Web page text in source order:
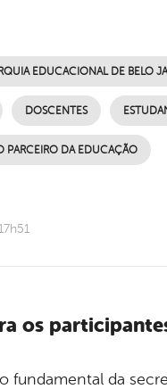
EDUCACIONAL DE BELO
DOSCENTES
PARCEIRO DA EDUCAÇÃO
os
fundamental da